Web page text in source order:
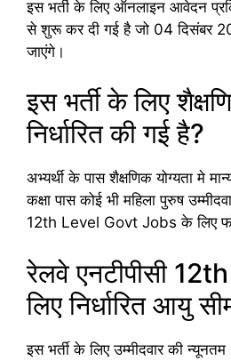
इस भर्ती के लिए ऑनलाइन आवेदन
से शुरू कर दी गई है जो 04 दिसंबर
जाएंगे।
इस भर्ती के लिए
निर्धारित की गई है?
अभ्यर्थी के पास शैक्षणिक योग्यता मे
कक्षा पास कोई भी महिला पुरुष
12th Level Govt Jobs के लिए
रेलवे एनटीपीसी
लिए निर्धारित आयु
इस भर्ती के लिए उम्मीदवार की